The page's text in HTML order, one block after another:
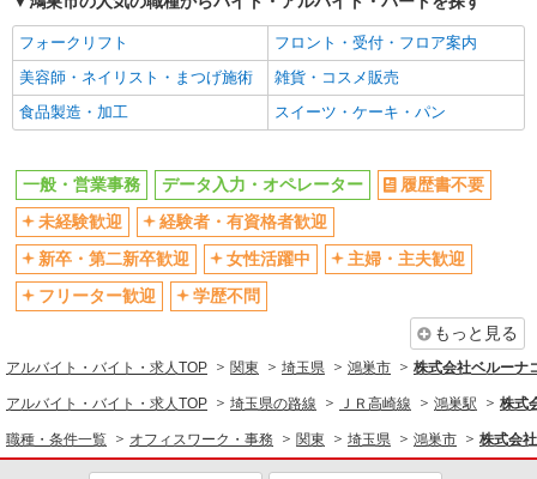
16時前退社OK
時間固定シフト制
フルタイム歓迎
朝
昼
夕方
夜
服装自由
ネイルOK
ピアスOK
上場企業・上場企業のグループ会
社
扶養内勤務OK
交通費支給
同じ職種から求人を探す
オフィスワーク・事務
一般・営業事務
データ入力・オペレーター
フォークリフト
フロント・受付・フロア案内
美容師・ネイリスト・まつげ施術
雑貨・コスメ販売
食品製造・加工
スイーツ・ケーキ・パン
一般・営業事務 データ入力・オペレーター
履歴書不要
未経験歓迎
経験者・有資格者歓迎
新卒・第二新卒歓迎
女性活躍中
主婦・主夫歓迎
フリーター歓迎
学歴不問
もっと見る
アルバイト・バイト・求人TOP 関東 埼玉県 鴻巣市 株式会社ベルーナ
アルバイト・バイト・求人TOP 埼玉県の路線 ＪＲ高崎線 鴻巣駅 株式
職種・条件一覧 オフィスワーク・事務 関東 埼玉県 鴻巣市 株式会